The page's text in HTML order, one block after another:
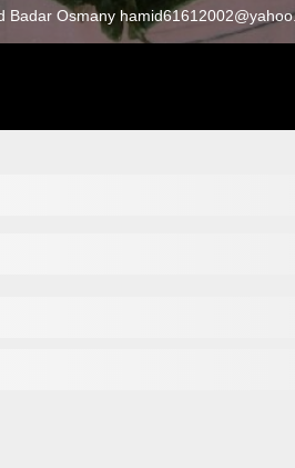
Badar Osmany